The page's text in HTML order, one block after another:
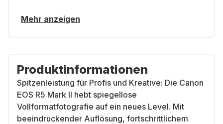
Mehr anzeigen
Produktinformationen
Spitzenleistung für Profis und Kreative: Die Canon
EOS R5 Mark II hebt spiegellose
Vollformatfotografie auf ein neues Level. Mit
beeindruckender Auflösung, fortschrittlichem